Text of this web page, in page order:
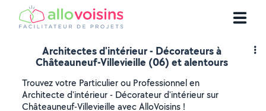
Architectes d'intérieur - Décorateurs à
Châteauneuf-Villevieille (06) et alentours
Trouvez votre Particulier ou Professionnel en
Architecte d'intérieur - Décorateur d'intérieur sur
Châteauneuf-Villevieille avec AlloVoisins !